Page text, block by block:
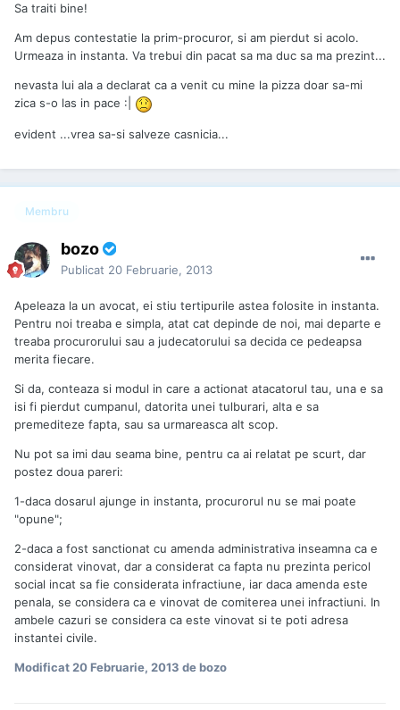
Sa traiti bine!
Am depus contestatie la prim-procuror, si am pierdut si acolo.
Urmeaza in instanta. Va trebui din pacat sa ma duc sa ma prezint...
nevasta lui ala a declarat ca a venit cu mine la pizza doar sa-mi
zica s-o las in pace :|
evident ...vrea sa-si salveze casnicia...
Membru
bozo
Publicat 20 Februarie, 2013
Apeleaza la un avocat, ei stiu tertipurile astea folosite in instanta.
Pentru noi treaba e simpla, atat cat depinde de noi, mai departe e
treaba procurorului sau a judecatorului sa decida ce pedeapsa
merita fiecare.
Si da, conteaza si modul in care a actionat atacatorul tau, una e sa
isi fi pierdut cumpanul, datorita unei tulburari, alta e sa
premediteze fapta, sau sa urmareasca alt scop.
Nu pot sa imi dau seama bine, pentru ca ai relatat pe scurt, dar
postez doua pareri:
1-daca dosarul ajunge in instanta, procurorul nu se mai poate
"opune";
2-daca a fost sanctionat cu amenda administrativa inseamna ca e
considerat vinovat, dar a considerat ca fapta nu prezinta pericol
social incat sa fie considerata infractiune, iar daca amenda este
penala, se considera ca e vinovat de comiterea unei infractiuni. In
ambele cazuri se considera ca este vinovat si te poti adresa
instantei civile.
Modificat 20 Februarie, 2013 de bozo